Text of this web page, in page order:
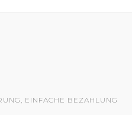
EINFACHE BEZAHLUNG